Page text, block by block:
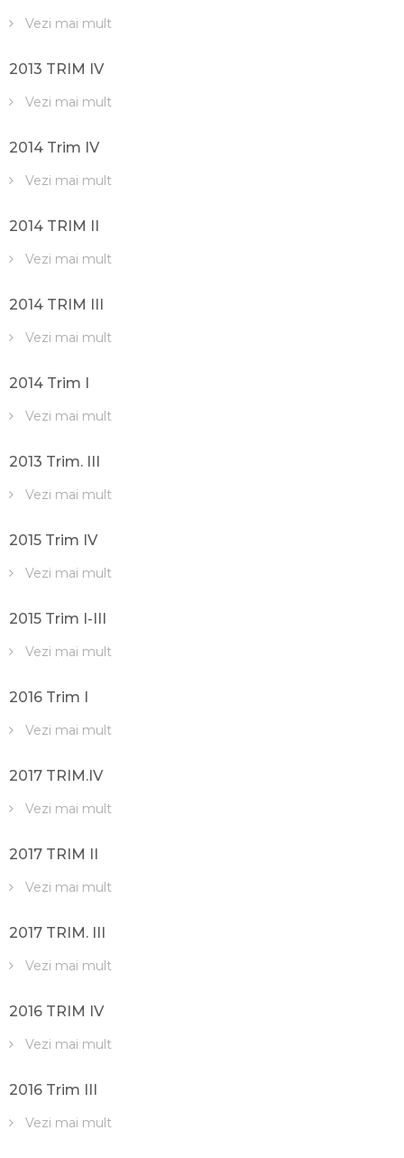
Vezi mai mult
2013 TRIM IV
Vezi mai mult
2014 Trim IV
Vezi mai mult
2014 TRIM II
Vezi mai mult
2014 TRIM III
Vezi mai mult
2014 Trim I
Vezi mai mult
2013 Trim. III
Vezi mai mult
2015 Trim IV
Vezi mai mult
2015 Trim I-III
Vezi mai mult
2016 Trim I
Vezi mai mult
2017 TRIM.IV
Vezi mai mult
2017 TRIM II
Vezi mai mult
2017 TRIM. III
Vezi mai mult
2016 TRIM IV
Vezi mai mult
2016 Trim III
Vezi mai mult